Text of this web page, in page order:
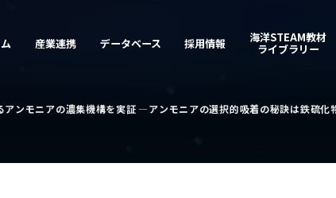
アンモニアの濃集機構を実証 ―アンモニアの選択的吸着の秘訣は鉄硫